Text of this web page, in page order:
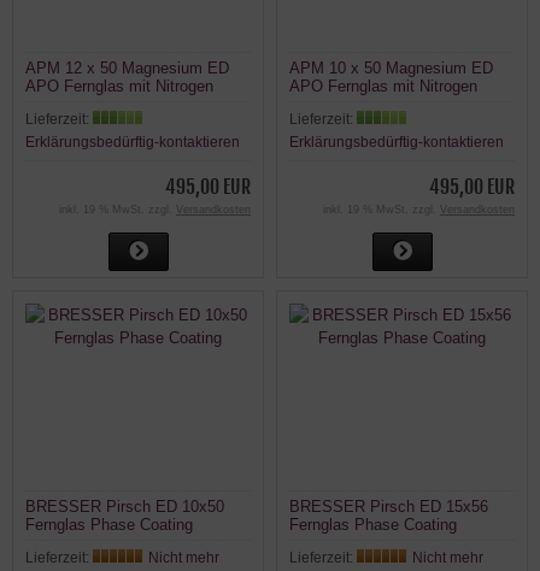
APM 12 x 50 Magnesium ED
APO Fernglas mit Nitrogen
Lieferzeit:
Erklärungsbedürftig-kontaktieren
495,00 EUR
inkl. 19 % MwSt. zzgl. Versandkosten
APM 10 x 50 Magnesium ED
APO Fernglas mit Nitrogen
Lieferzeit:
Erklärungsbedürftig-kontaktieren
495,00 EUR
inkl. 19 % MwSt. zzgl. Versandkosten
BRESSER Pirsch ED 10x50
Fernglas Phase Coating
Lieferzeit:
Nicht mehr
BRESSER Pirsch ED 15x56
Fernglas Phase Coating
Lieferzeit:
Nicht mehr